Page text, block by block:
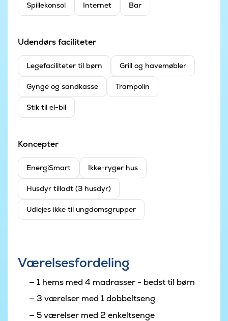
Spillekonsol Internet Bar
Udendørs faciliteter
Legefaciliteter til børn Grill og havemøbler
Gynge og sandkasse Trampolin
Stik til el-bil
Koncepter
EnergiSmart Ikke-ryger hus
Husdyr tilladt (3 husdyr)
Udlejes ikke til ungdomsgrupper
Værelsesfordeling
1 hems med 4 madrasser - bedst til børn
3 værelser med 1 dobbeltseng
5 værelser med 2 enkeltsenge